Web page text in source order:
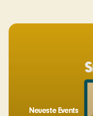
Neueste Events